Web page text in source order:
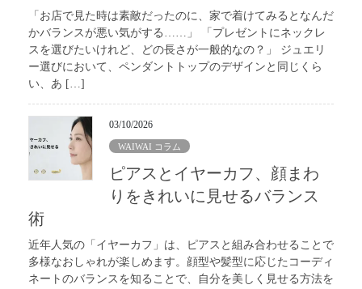
「お店で見た時は素敵だったのに、家で着けてみるとなんだ
かバランスが悪い気がする……」 「プレゼントにネックレ
スを選びたいけれど、どの長さが一般的なの？」 ジュエリ
ー選びにおいて、ペンダントトップのデザインと同じくら
い、あ […]
03/10/2026
WAIWAI コラム
ピアスとイヤーカフ、顔まわ
りをきれいに見せるバランス
術
近年人気の「イヤーカフ」は、ピアスと組み合わせることで
多様なおしゃれが楽しめます。顔型や髪型に応じたコーディ
ネートのバランスを知ることで、自分を美しく見せる方法を